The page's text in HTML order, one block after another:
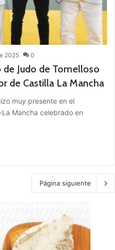
2025 0
de Judo de Tomelloso
de Castilla La Mancha
muy presente en el
Mancha celebrado en
Página siguiente